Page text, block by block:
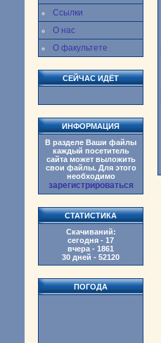
Ссылки
О нас
О факультете
СЕЙЧАС ИДЁТ
ИНФОРМАЦИЯ
В разделе Ваши файлы
каждый посетитель
сайта может выложить
свои файлы. Для этого
необходимо
зарегистрироваться
СТАТИСТИКА
Скачиваний:
сегодня - 17
вчера - 1861
30 дней - 52120
ПОГОДА